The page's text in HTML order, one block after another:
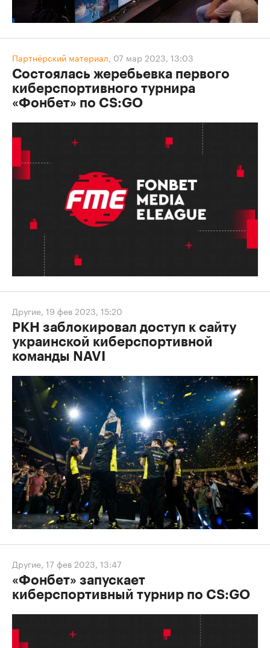
Партнёрский материал, 07 мар 2023, 13:03
Состоялась жеребьевка первого
киберспортивного турнира
«Фонбет» по CS:GO
Другие, 19 фев 2023, 15:20
РКН заблокировал доступ к сайту
украинской киберспортивной
команды NAVI
Другие, 17 фев 2023, 13:47
«Фонбет» запускает
киберспортивный турнир по CS:GO